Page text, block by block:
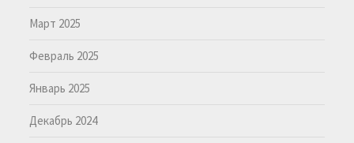
Март 2025
Февраль 2025
Январь 2025
Декабрь 2024